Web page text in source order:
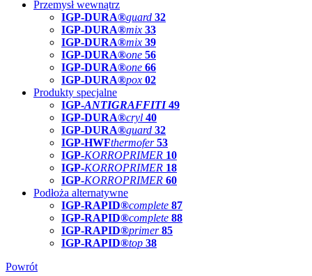
Przemysł wewnątrz
IGP-DURA®guard 32
IGP-DURA®mix 33
IGP-DURA®mix 39
IGP-DURA®one 56
IGP-DURA®one 66
IGP-DURA®pox 02
Produkty specjalne
IGP-ANTIGRAFFITI49
IGP-DURA®cryl 40
IGP-DURA®guard 32
IGP-HWFthermofer 53
IGP-KORROPRIMER 10
IGP-KORROPRIMER 18
IGP-KORROPRIMER 60
Podłoża alternatywne
IGP-RAPID®complete 87
IGP-RAPID®complete 88
IGP-RAPID®primer 85
IGP-RAPID®top 38
Powrót